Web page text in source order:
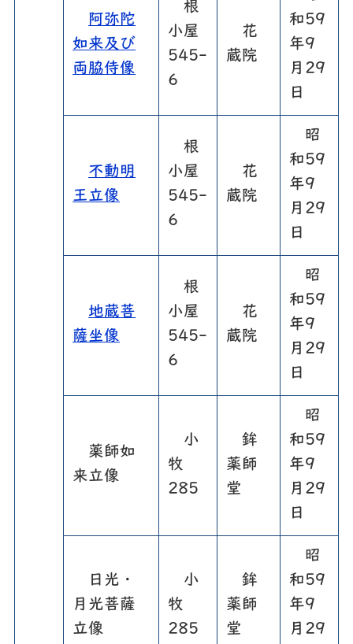
阿弥陀
如来及び
両脇侍像
根
小屋
545-
6
花
蔵院
和59
年9
月29
日
不動明
王立像
根
小屋
545-
6
花
蔵院
昭
和59
年9
月29
日
地蔵菩
薩坐像
根
小屋
545-
6
花
蔵院
昭
和59
年9
月29
日
薬師如
来立像
小
牧
285
鉾
薬師
堂
昭
和59
年9
月29
日
日光・
月光菩薩
立像
小
牧
285
鉾
薬師
堂
昭
和59
年9
月29